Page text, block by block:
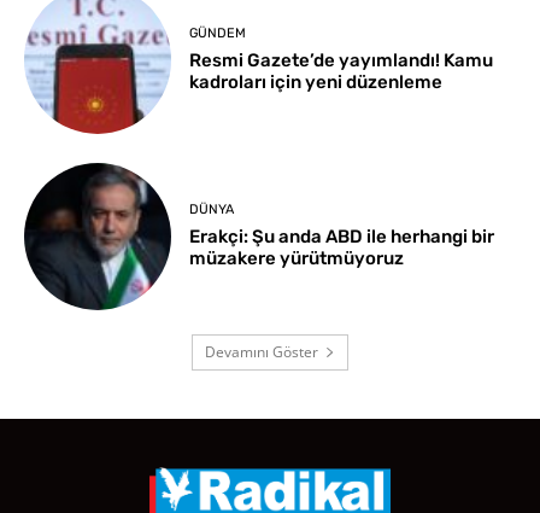
GÜNDEM
Resmi Gazete’de yayımlandı! Kamu
kadroları için yeni düzenleme
DÜNYA
Erakçi: Şu anda ABD ile herhangi bir
müzakere yürütmüyoruz
Devamını Göster